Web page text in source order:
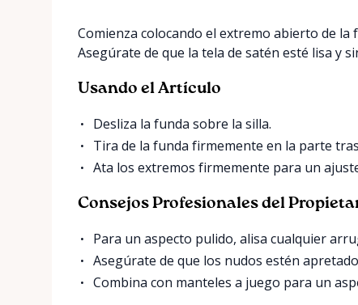
Comienza colocando el extremo abierto de
Asegúrate de que la tela de satén esté lisa y
Usando el Artículo
Desliza la funda sobre la silla.
Tira de la funda firmemente en la parte
Ata los extremos firmemente para un
Consejos Profesionales del
Para un aspecto pulido, alisa cualquier
Asegúrate de que los nudos estén
Combina con manteles a juego para un